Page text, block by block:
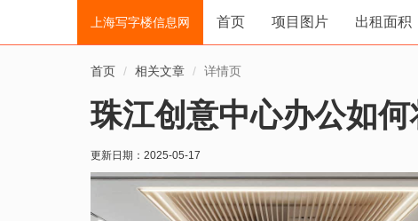
上海写字楼信息网 首页 项目图片 出租面积
首页 相关文章 详情页
珠江创意中心办公如
更新日期： 2025-05-17